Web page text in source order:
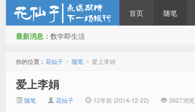
首页 随笔
最新消息： 数学即生活
你的位置： 花仙子 > 随笔 > 爱上李娟
爱上李娟
随笔 花仙子 12年前 (2014-12-22) 3927浏览